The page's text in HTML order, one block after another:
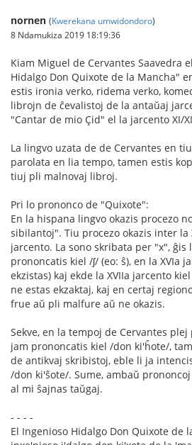
nornen (Kwerekana umwidondoro)
8 Ndamukiza 2019 18:19:36
Kiam Miguel de Cervantes Saavedra
Hidalgo Don Quixote de la Mancha"
estis ironia verko, ridema verko,
librojn de ĉevalistoj de la antaŭaj
"Cantar de mio Çid" el la jarcento XI/
La lingvo uzata de de Cervantes en
parolata en lia tempo, tamen estis
tiuj pli malnovaj libroj.
Pri lo prononco de "Quixote":
En la hispana lingvo okazis procezo
sibilantoj". Tiu procezo okazis inter la
jarcento. La sono skribata per "x", ĝis
prononcatis kiel /ʃ/ (eo: ŝ), en la XVIa
ekzistas) kaj ekde la XVIIa jarcento
ne estas ekzaktaj, kaj en certaj
frue aŭ pli malfure aŭ ne okazis.
Sekve, en la tempoj de Cervantes
jam prononcatis kiel /don ki'ĥote/,
de antikvaj skribistoj, eble li ja
/don ki'ŝote/. Sume, ambaŭ
al mi ŝajnas taŭgaj.
- - - -
El Ingenioso Hidalgo Don Quixote de